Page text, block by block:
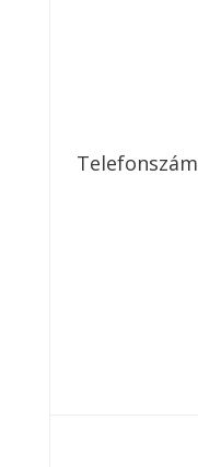
Telefonszám